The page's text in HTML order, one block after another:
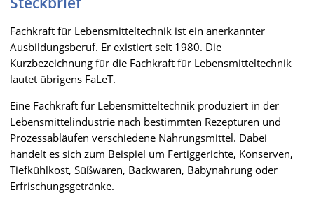
Fachkraft für Lebensmitteltechnik ist ein anerkannter
Ausbildungsberuf. Er existiert seit 1980. Die
Kurzbezeichnung für die Fachkraft für Lebensmitteltechnik
lautet übrigens FaLeT.
Eine Fachkraft für Lebensmitteltechnik produziert in der
Lebensmittelindustrie nach bestimmten Rezepturen und
Prozessabläufen verschiedene Nahrungsmittel. Dabei
handelt es sich zum Beispiel um Fertiggerichte, Konserven,
Tiefkühlkost, Süßwaren, Backwaren, Babynahrung oder
Erfrischungsgetränke.